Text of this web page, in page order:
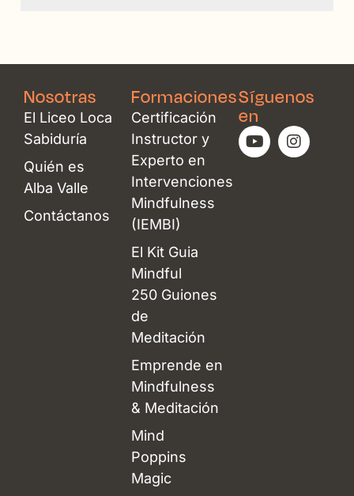
Nosotras
El Liceo Loca
Sabiduría
Quién es
Alba Valle
Contáctanos
Formaciones
Certificación
Instructor y
Experto en
Intervenciones
Mindfulness
(IEMBI)
El Kit Guia
Mindful
250 Guiones
de
Meditación
Emprende en
Mindfulness
& Meditación
Mind
Poppins
Magic
Síguenos
en
Y
o
I
n